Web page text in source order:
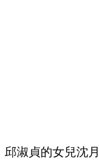
邱淑貞的女兒沈